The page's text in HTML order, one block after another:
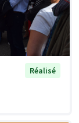
Réalisé